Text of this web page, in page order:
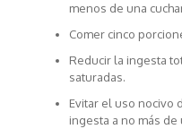
menos de una
Comer cinco
Reducir la ingesta
saturadas.
Evitar el uso nocivo
ingesta a no más